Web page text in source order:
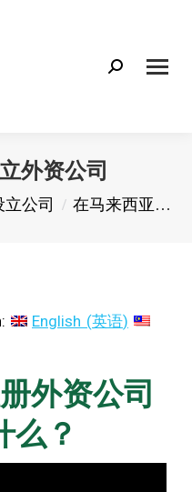
Search:
外资公司
公司 在马来西亚…
English (英语)
外资公司
么？